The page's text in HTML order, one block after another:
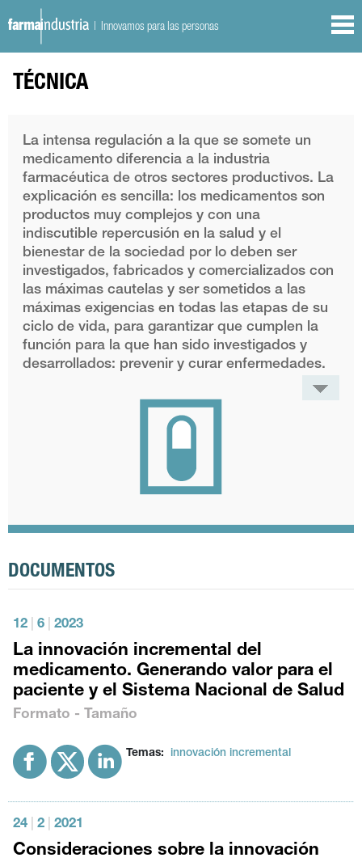
| Innovamos para las personas
TÉCNICA
La intensa regulación a la que se somete un
medicamento diferencia a la industria
farmacéutica de otros sectores productivos. La
explicación es sencilla: los medicamentos son
productos muy complejos y con una
indiscutible repercusión en la salud y el
bienestar de la sociedad por lo deben ser
investigados, fabricados y comercializados con
las máximas cautelas y ser sometidos a las
máximas exigencias en todas las etapas de su
ciclo de vida, para garantizar que cumplen la
función para la que han sido investigados y
desarrollados: prevenir y curar enfermedades.
DOCUMENTOS
12 6 2023
La innovación incremental del
medicamento. Generando valor para el
paciente y el Sistema Nacional de Salud
Formato - Tamaño
Temas: innovación incremental
24 2 2021
Consideraciones sobre la innovación